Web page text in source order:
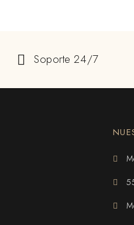
Soporte 24/7